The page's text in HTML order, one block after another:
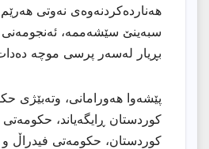
هەناردەكردنەوەی نەوتی هەرێم
سبەینێ سێشەممە، ئەنجومەنی
بڕیار لەسەر پرسی موچە
پێشەوا هەورامانی، وتەبێژی
كوردستان ڕایگەیاند،
كوردستان، حكومەتی فیدراڵ و